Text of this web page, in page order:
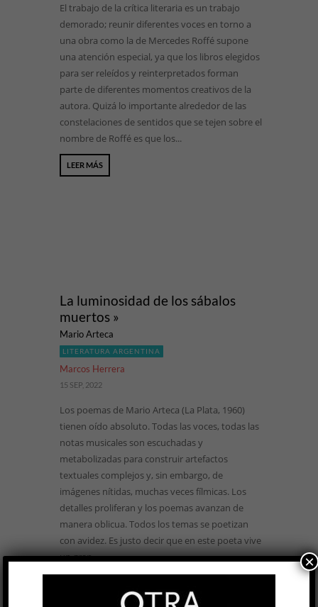
El trabajo de la crítica literaria es un trabajo
demorado; reunir diferentes voces en torno a
una obra como la de Mercedes Roffé supone
una atención especial, ya que los libros elegidos
para ser releídos y reinterpretados forman
parte de diferentes momentos creativos de la
autora. Quizá lo importante alrededor de las
constelaciones de sentidos que se tejen sobre el
nombre de Roffé es que los...
LEER MÁS
La luminosidad de los sábalos
muertos »
Mario Arteca
LITERATURA ARGENTINA
Marcos Herrera
15 SEP, 2022
Los poemas de Mario Arteca (La Plata, 1960)
tienen oído absoluto. Todas las voces, todas las
notas musicales son escuchadas y
metabolizadas para construir artefactos
textuales complejos y, sin embargo, de
imágenes nítidas, muchas veces fílmicas. Los
detalles proliferan y los poemas avanzan de
manera oblicua. Todos los temas se poetizan
con avidez. Es justo decir que en este poeta vive
un gran ...
×